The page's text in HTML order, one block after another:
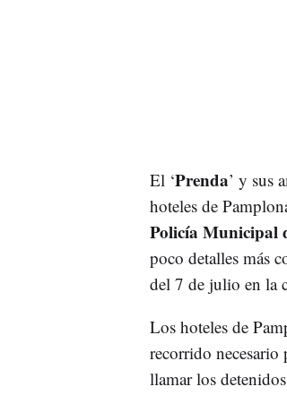
El ‘Prenda’ y sus
hoteles de
Policía Municipal
poco detalles más
del 7 de julio en la
Los hoteles de
recorrido necesario
llamar los